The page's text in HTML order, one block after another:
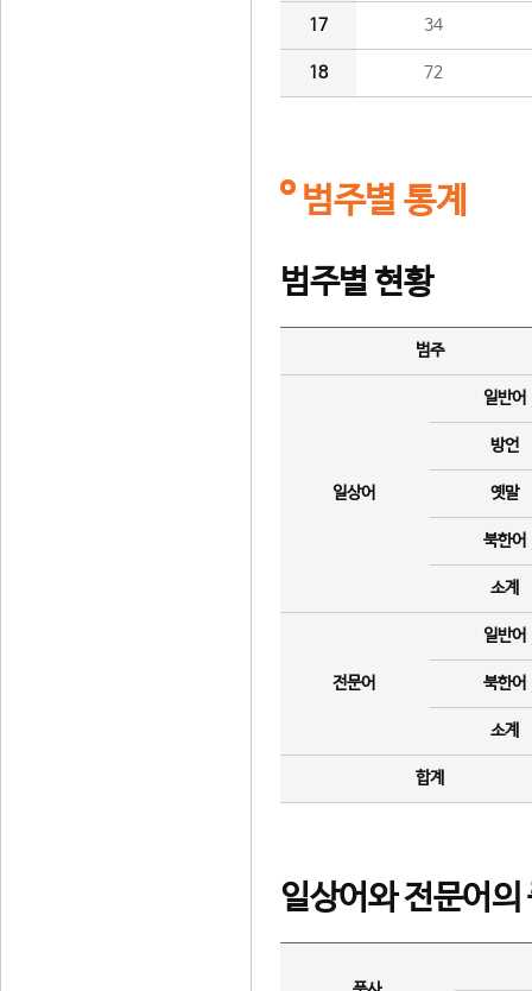
17 34
18 72
범주별 통계
범주별 현황
범주
일상어
일반어
방언
옛말
북한어
소계
전문어
일반어
북한어
소계
합계
일상어와 전문어의